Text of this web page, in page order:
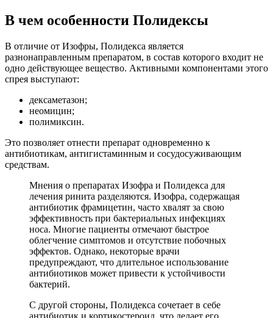
В чем особенности Полидексы
В отличие от Изофры, Полидекса является
разнонаправленным препаратом, в состав которого входит не
одно действующее вещество. Активными компонентами этого
спрея выступают:
дексаметазон;
неомицин;
полимиксин.
Это позволяет отнести препарат одновременно к
антибиотикам, антигистаминным и сосудосуживающим
средствам.
Мнения о препаратах Изофра и Полидекса для
лечения ринита разделяются. Изофра, содержащая
антибиотик фрамицетин, часто хвалят за свою
эффективность при бактериальных инфекциях
носа. Многие пациенты отмечают быстрое
облегчение симптомов и отсутствие побочных
эффектов. Однако, некоторые врачи
предупреждают, что длительное использование
антибиотиков может привести к устойчивости
бактерий.
С другой стороны, Полидекса сочетает в себе
антибиотик и кортикостероид, что делает его